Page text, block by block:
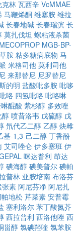
克林 瓦西辛 VcMMAE
马鞭烯酮 维塞胺 维拉
长春地碱 长春瑞滨 长
莫扎伐坦 螺粘液杀菌
MECOPROP MGB-BP-
胺 粘多糖病底物 马
米格司他 莫利司他
来那替尼 尼罗替尼
的明 盐酸吡多胺 吡哆
咯 四氢吡咯 吡咯啉
醌酸 紫杉醇 多效唑
醇 喷昔洛韦 戊硫醇 戊
氘代乙二醇 乙醇 炔雌
基-1,3-己二醇 丁香酚
艾司唑仑 伊多塞班 伊
咪达普利 茚达
碘海醇 碘美普尔 碘帕
普林 亚胺培南 布洛芬
张素阿尼芬净 阿尼扎
地松 芹菜素 安普霉
塞利洛尔 苯丁酸氮芥
西拉普利 西洛他唑 西
甾醇 氯碘羟喹 氯苯胺